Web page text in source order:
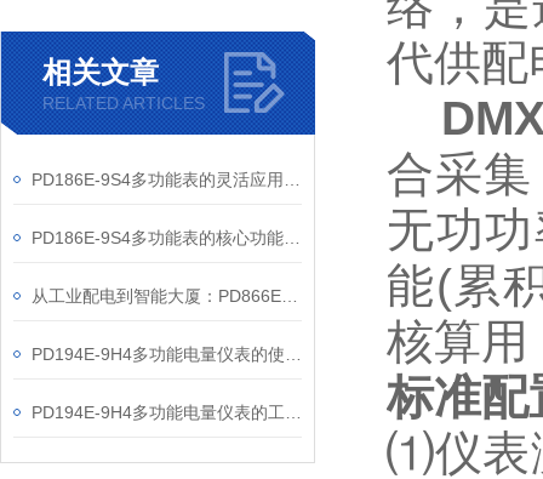
相关文章
RELATED ARTICLES
代供配
合采
无功
能(累
核算用
标准配
⑴仪表